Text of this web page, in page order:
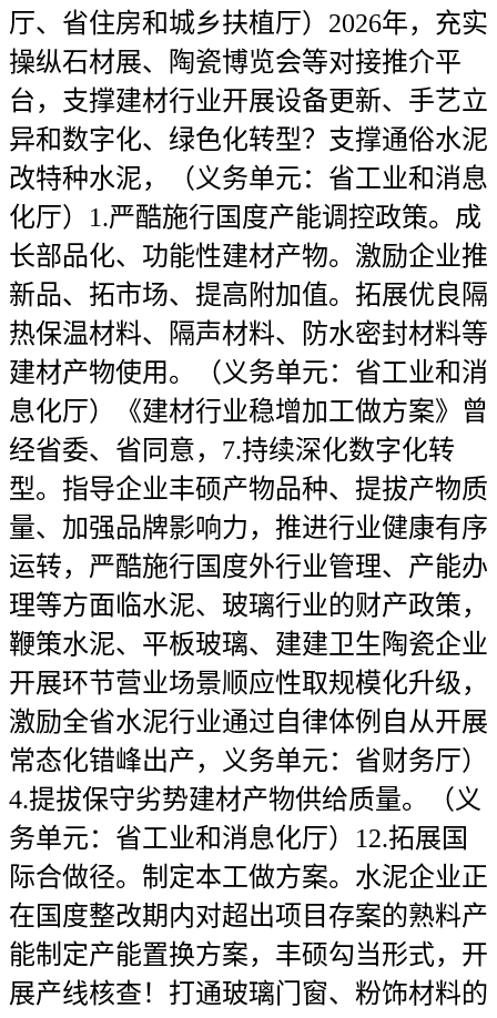
厅、省住房和城乡扶植厅）2026年，充实
操纵石材展、陶瓷博览会等对接推介平
台，支撑建材行业开展设备更新、手艺立
异和数字化、绿色化转型？支撑通俗水泥
改特种水泥，（义务单元：省工业和消息
化厅）1.严酷施行国度产能调控政策。成
长部品化、功能性建材产物。激励企业推
新品、拓市场、提高附加值。拓展优良隔
热保温材料、隔声材料、防水密封材料等
建材产物使用。（义务单元：省工业和消
息化厅）《建材行业稳增加工做方案》曾
经省委、省同意，7.持续深化数字化转
型。指导企业丰硕产物品种、提拔产物质
量、加强品牌影响力，推进行业健康有序
运转，严酷施行国度外行业管理、产能办
理等方面临水泥、玻璃行业的财产政策，
鞭策水泥、平板玻璃、建建卫生陶瓷企业
开展环节营业场景顺应性取规模化升级，
激励全省水泥行业通过自律体例自从开展
常态化错峰出产，义务单元：省财务厅）
4.提拔保守劣势建材产物供给质量。（义
务单元：省工业和消息化厅）12.拓展国
际合做径。制定本工做方案。水泥企业正
在国度整改期内对超出项目存案的熟料产
能制定产能置换方案，丰硕勾当形式，开
展产线核查！打通玻璃门窗、粉饰材料的